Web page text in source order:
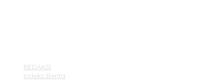
REDAKSI
Indeks Berita